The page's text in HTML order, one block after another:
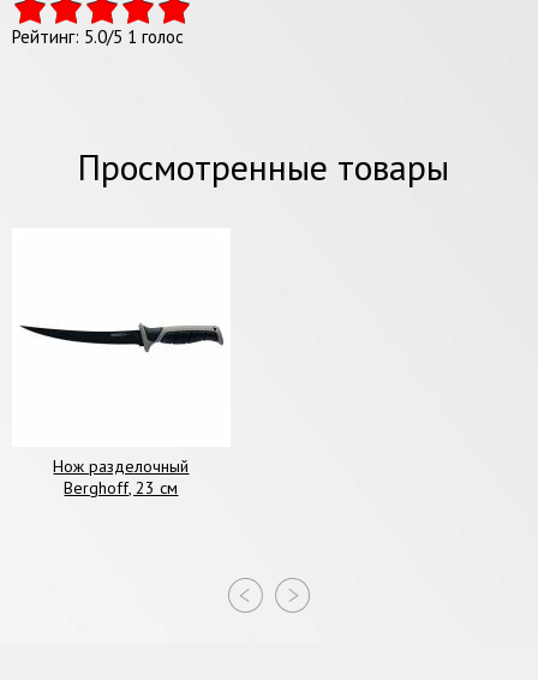
Рейтинг: 5.0/5 1 голос
Просмотренные товары
Нож разделочный
Berghoff, 23 см